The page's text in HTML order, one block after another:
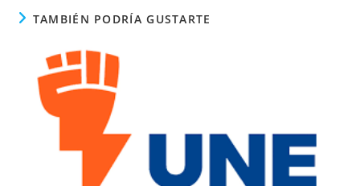
TAMBIÉN PODRÍA GUSTARTE